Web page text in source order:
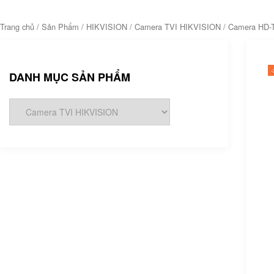
Trang chủ / Sản Phẩm / HIKVISION / Camera TVI HIKVISION / Camera
-
DANH MỤC SẢN PHẨM